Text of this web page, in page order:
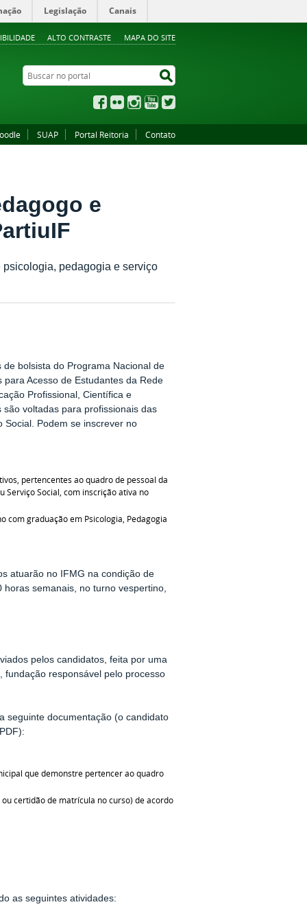
ALTO CONTRASTE MAPA DO SITE
Legislação Canais
Buscar no portal
Facebook
Flickr InstagramYouTube
SUAP Portal Reitoria Contato
e
pedagogia e serviço
bolsista do Programa Nacional de
Acesso de Estudantes da Rede
Profissional, Científica e
são voltadas para profissionais das
Social. Podem se inscrever no
pertencentes ao quadro de pessoal da
Serviço Social, com inscrição ativa no
com graduação em Psicologia, Pedagogia
atuarão no IFMG na condição de
semanais, no turno vespertino,
pelos candidatos, feita por uma
fundação responsável pelo processo
seguinte documentação (o candidato
que demonstre pertencer ao quadro
certidão de matrícula no curso) de acordo
as seguintes atividades: